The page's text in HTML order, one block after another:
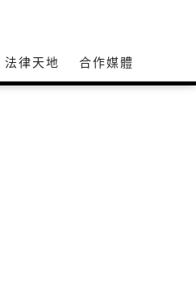
法律天地 合作媒體